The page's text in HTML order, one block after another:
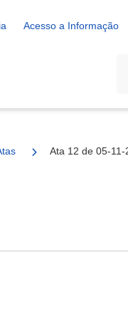
Acesso a Informação
do Meio Ambiente
Ata 12 de 05-11-